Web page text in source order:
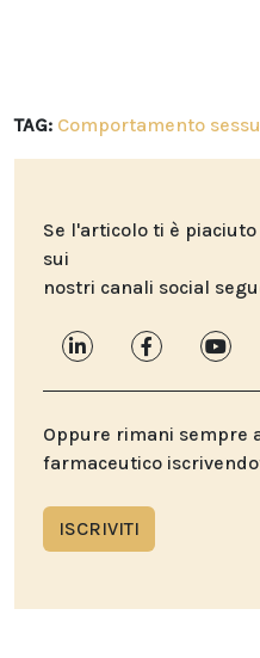
TAG: Comportamento
Se l'articolo ti è
sui
nostri canali social
Oppure rimani sempre
farmaceutico
ISCRIVITI